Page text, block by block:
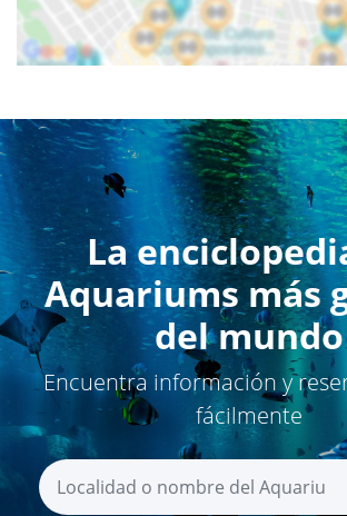
La
Aquariums más
del mundo
Encuentra información y
fácilmente